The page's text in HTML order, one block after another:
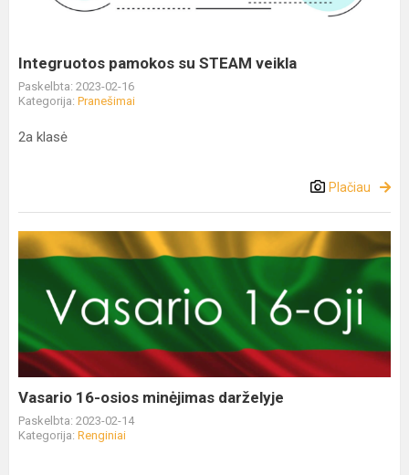
Integruotos pamokos su STEAM veikla
Paskelbta: 2023-02-16
Kategorija: Pranešimai
2a klasė
Plačiau
Vasario 16-osios minėjimas darželyje
Paskelbta: 2023-02-14
Kategorija: Renginiai